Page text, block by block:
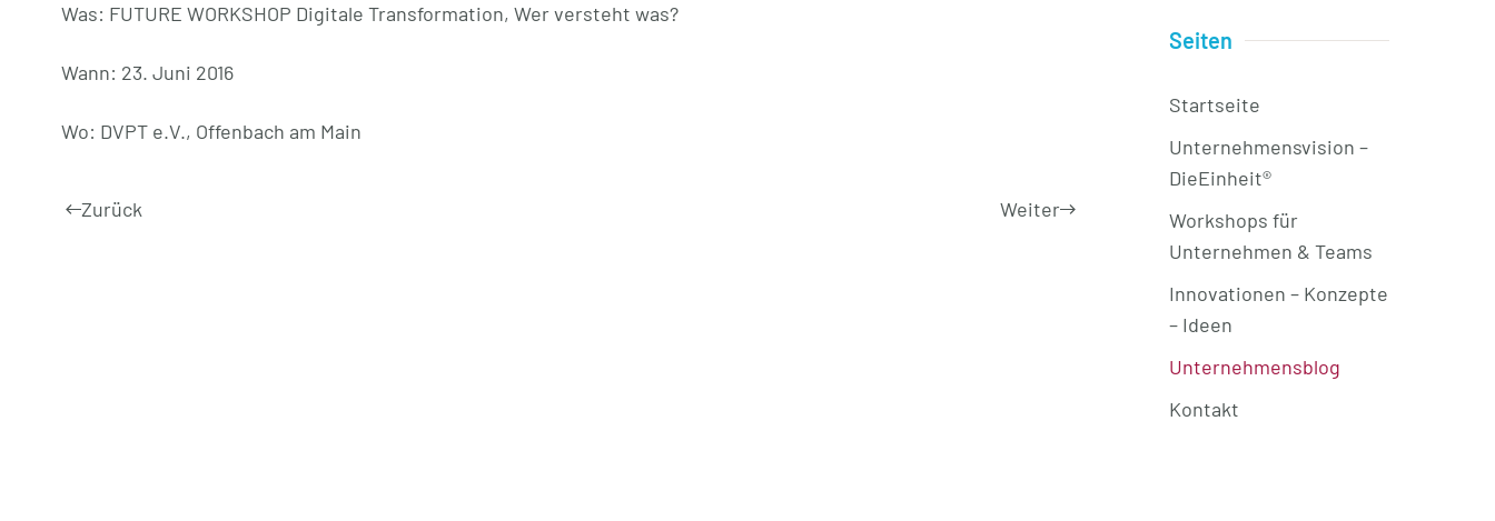
Was: FUTURE WORKSHOP Digitale Transformation, Wer versteht was?
Wann: 23. Juni 2016
Wo: DVPT e.V., Offenbach am Main
Zurück Weiter
Seiten
Startseite
Unternehmensvision –
DieEinheit®
Workshops für
Unternehmen & Teams
Innovationen – Konzepte
– Ideen
Unternehmensblog
Kontakt